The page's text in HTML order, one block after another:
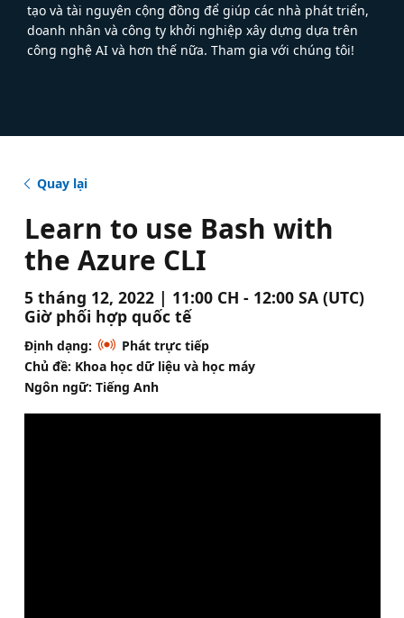
tạo và tài nguyên cộng đồng để giúp các nhà phát triển,
doanh nhân và công ty khởi nghiệp xây dựng dựa trên
công nghệ AI và hơn thế nữa. Tham gia với chúng tôi!
Quay lại
Learn to use Bash with
the Azure CLI
5 tháng 12, 2022 | 11:00 CH - 12:00 SA (UTC)
Giờ phối hợp quốc tế
Định dạng:
Phát trực tiếp
Chủ đề: Khoa học dữ liệu và học máy
Ngôn ngữ: Tiếng Anh